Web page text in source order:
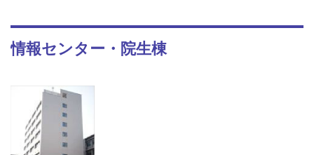
情報センター・院生棟